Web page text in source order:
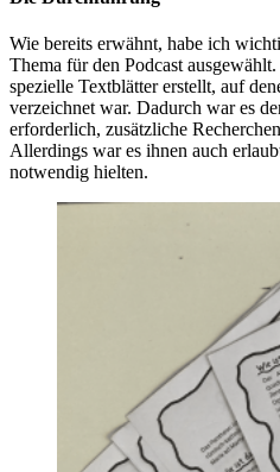
Wie bereits erwähnt, habe ich
Thema für den Podcast
spezielle Textblätter erstellt, auf
verzeichnet war. Dadurch war es
erforderlich, zusätzliche
Allerdings war es ihnen auch
notwendig hielten.